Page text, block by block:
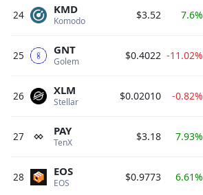
24 Komodo
KMD $3.52 7.6%
25 Golem
GNT $0.4022 -11.02%
26 Stellar
XLM $0.02010 -0.82%
27 TenX
PAY $3.18 7.93%
28 EOS
EOS $0.9773 6.61%